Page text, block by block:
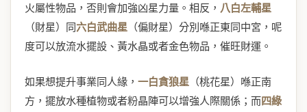
火屬性物品，否則會加強凶星力量。相反， 八白左輔星
（財星）同六白武曲星 （偏財星）分別喺正東同中宮，呢
度可以放流水擺設、黃水晶或者金色物品，催旺財運。
如果想提升事業同人緣， 一白貪狼星 （桃花星）喺正南
方，擺放水種植物或者粉晶陣可以增強人際關係；而四綠